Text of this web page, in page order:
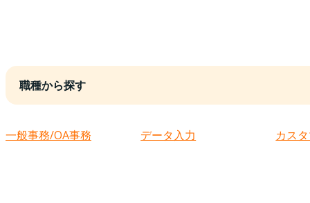
職種から探す
一般事務/OA事務 データ入力 カス